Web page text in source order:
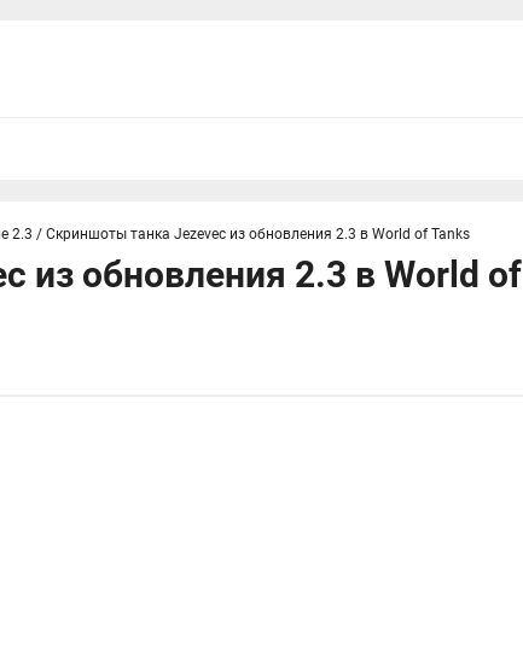
2.3 / Скриншоты танка Jezevec из обновления 2.3 в World of Tanks
из обновления 2.3 в World of